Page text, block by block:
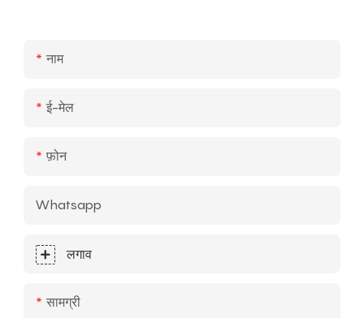
नाम
ई-मेल
फ़ोन
Whatsapp
लगाव
सामग्री